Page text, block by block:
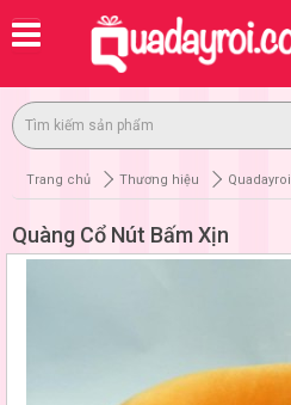
Trang chủ Thương hiệu Quadayroi
Quàng Cổ Nút Bấm Xịn